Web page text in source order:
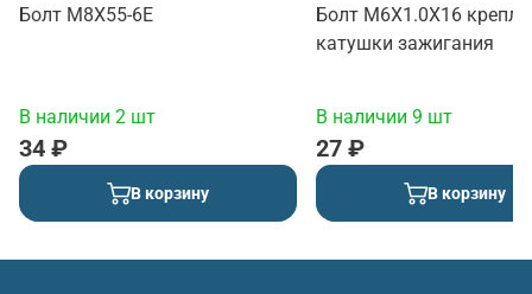
Болт М8Х55-6Е
В наличии 2 шт
34 ₽
В корзину
Болт М6Х1.0Х16
катушки зажигания
В наличии 9 шт
27 ₽
В корзину